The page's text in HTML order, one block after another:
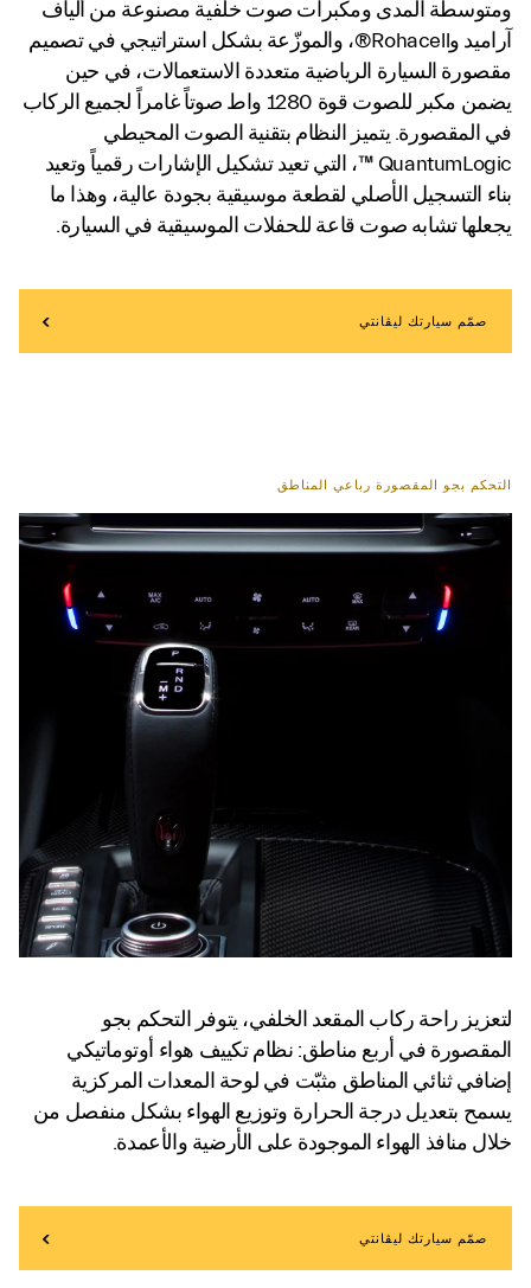
ومتوسطة المدى ومكبرات صوت خلفية مصنوعة من ألياف
آراميد وRohacell®، والموزّعة بشكل استراتيجي في تصميم
مقصورة السيارة الرياضية متعددة الاستعمالات، في حين
يضمن مكبر للصوت قوة 1280 واط صوتاً غامراً لجميع الركاب
في المقصورة. يتميز النظام بتقنية الصوت المحيطي
QuantumLogic ™، التي تعيد تشكيل الإشارات رقمياً وتعيد
بناء التسجيل الأصلي لقطعة موسيقية بجودة عالية، وهذا ما
يجعلها تشابه صوت قاعة للحفلات الموسيقية في السيارة.
صمّم سيارتك ليڤانتي
التحكم بجو المقصورة رباعي المناطق
لتعزيز راحة ركاب المقعد الخلفي، يتوفر التحكم بجو
المقصورة في أربع مناطق: نظام تكييف هواء أوتوماتيكي
إضافي ثنائي المناطق مثبّت في لوحة المعدات المركزية
يسمح بتعديل درجة الحرارة وتوزيع الهواء بشكل منفصل من
خلال منافذ الهواء الموجودة على الأرضية والأعمدة.
صمّم سيارتك ليڨانتي